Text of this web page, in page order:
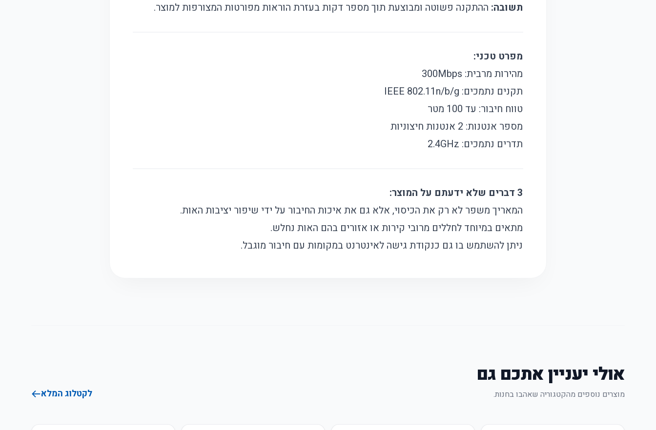
תשובה: ההתקנה פשוטה ומבוצעת תוך מספר דקות בעזרת הוראות מפורטות המצורפות למוצר.
מפרט טכני:
מהירות מרבית: 300Mbps
תקנים נתמכים: IEEE 802.11n/b/g
טווח חיבור: עד 100 מטר
מספר אנטנות: 2 אנטנות חיצוניות
תדרים נתמכים: 2.4GHz
3 דברים שלא ידעתם על המוצר:
המאריך משפר לא רק את הכיסוי, אלא גם את איכות החיבור על ידי שיפור יציבות האות.
מתאים במיוחד לחללים מרובי קירות או אזורים בהם האות נחלש.
ניתן להשתמש בו גם כנקודת גישה לאינטרנט במקומות עם חיבור מוגבל.
אולי יעניין אתכם גם
מוצרים נוספים מהקטגוריה שאהבו בחנות. לקטלוג המלא